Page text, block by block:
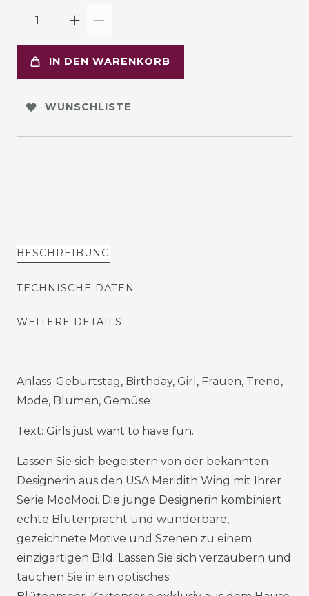
IN DEN WARENKORB
WUNSCHLISTE
BESCHREIBUNG
TECHNISCHE DATEN
WEITERE DETAILS
Anlass: Geburtstag, Birthday, Girl, Frauen, Trend,
Mode, Blumen, Gemüse
Text: Girls just want to have fun.
Lassen Sie sich begeistern von der bekannten
Designerin aus den USA Meridith Wing mit Ihrer
Serie MooMooi. Die junge Designerin kombiniert
echte Blütenpracht und wunderbare,
gezeichnete Motive und Szenen zu einem
einzigartigen Bild. Lassen Sie sich verzaubern und
tauchen Sie in ein optisches